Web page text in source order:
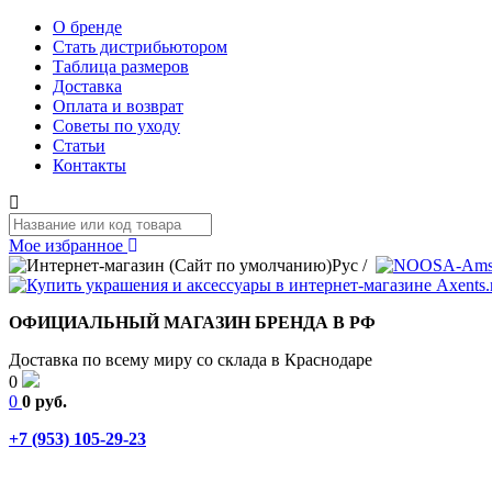
О бренде
Стать дистрибьютором
Таблица размеров
Доставка
Оплата и возврат
Советы по уходу
Статьи
Контакты
Мое избранное
Рус /
ОФИЦИАЛЬНЫЙ МАГАЗИН БРЕНДА В РФ
Доставка по всему миру со склада в Краснодаре
0
0 0 руб.
+7 (953) 105-29-23